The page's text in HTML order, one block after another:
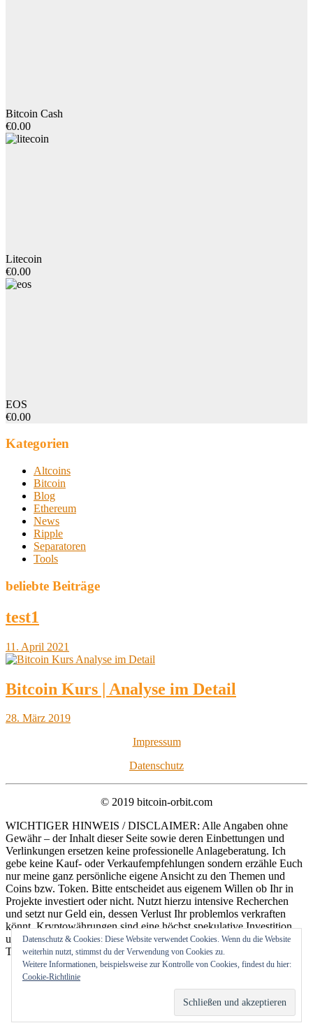
Bitcoin Cash
€0.00
Litecoin
€0.00
EOS
€0.00
Kategorien
Altcoins
Bitcoin
Blog
Ethereum
News
Ripple
Separatoren
Tools
beliebte Beiträge
test1
11. April 2021
Bitcoin Kurs | Analyse im Detail
28. März 2019
Impressum
Datenschutz
© 2019 bitcoin-orbit.com
WICHTIGER HINWEIS / DISCLAIMER: Alle Angaben ohne
Gewähr – der Inhalt dieser Seite sowie deren Einbettungen und
Verlinkungen ersetzen keine professionelle Anlageberatung. Ich
gebe keine Kauf- oder Verkaufempfehlungen sondern erzähle Euch
nur meine ganz persönliche eigene Ansicht zu den Themen und
Coins bzw. Token. Bitte entscheidet aus eigenem Willen ob Ihr in
Projekte investiert oder nicht. Nutzt hierzu intensive Recherchen
und setzt nur Geld ein, dessen Verlust Ihr problemlos verkraften
könnt. Kryptowährungen sind eine höchst spekulative Investition
und rechnet stets mit dem Totalverlust eurer Anlage! Hohes
Totalverlustrisiko!
Datenschutz & Cookies: Diese Website verwendet Cookies. Wenn du die Website
weiterhin nutzt, stimmst du der Verwendung von Cookies zu.
Weitere Informationen, beispielsweise zur Kontrolle von Cookies, findest du hier:
Cookie-Richtlinie